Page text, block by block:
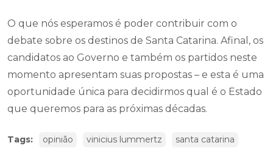
O que nós esperamos é poder contribuir com o
debate sobre os destinos de Santa Catarina. Afinal, os
candidatos ao Governo e também os partidos neste
momento apresentam suas propostas – e esta é uma
oportunidade única para decidirmos qual é o Estado
que queremos para as próximas décadas.
Tags: opinião vinicius lummertz santa catarina